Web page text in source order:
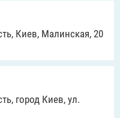
Киев, Малинская, 20
город Киев, ул.